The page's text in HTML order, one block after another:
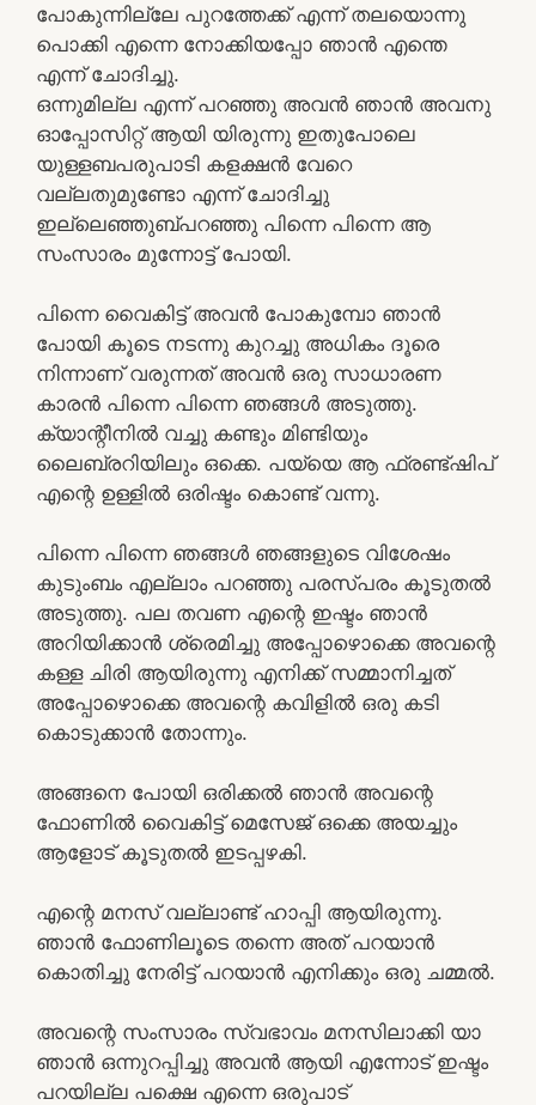
പോകുന്നില്ലേ പുറത്തേക്ക് എന്ന് തലയൊന്നു
പൊക്കി എന്നെ നോക്കിയപ്പോ ഞാൻ എന്തെ
എന്ന് ചോദിച്ചു.
ഒന്നുമില്ല എന്ന് പറഞ്ഞു അവൻ ഞാൻ അവനു
ഓപ്പോസിറ്റ് ആയി യിരുന്നു ഇതുപോലെ
യുള്ളബപരുപാടി കളക്ഷൻ വേറെ
വല്ലതുമുണ്ടോ എന്ന് ചോദിച്ചു
ഇല്ലെഞ്ഞുബ്പറഞ്ഞു പിന്നെ പിന്നെ ആ
സംസാരം മുന്നോട്ട് പോയി.
പിന്നെ വൈകിട്ട് അവൻ പോകുമ്പോ ഞാൻ
പോയി കൂടെ നടന്നു കുറച്ചു അധികം ദൂരെ
നിന്നാണ് വരുന്നത് അവൻ ഒരു സാധാരണ
കാരൻ പിന്നെ പിന്നെ ഞങ്ങൾ അടുത്തു.
ക്യാന്റീനിൽ വച്ചു കണ്ടും മിണ്ടിയും
ലൈബ്രറിയിലും ഒക്കെ. പയ്യെ ആ ഫ്രണ്ട്ഷിപ്
എന്റെ ഉള്ളിൽ ഒരിഷ്ടം കൊണ്ട് വന്നു.
പിന്നെ പിന്നെ ഞങ്ങൾ ഞങ്ങളുടെ വിശേഷം
കുടുംബം എല്ലാം പറഞ്ഞു പരസ്പരം കൂടുതൽ
അടുത്തു. പല തവണ എന്റെ ഇഷ്ടം ഞാൻ
അറിയിക്കാൻ ശ്രെമിച്ചു അപ്പോഴൊക്കെ അവന്റെ
കള്ള ചിരി ആയിരുന്നു എനിക്ക് സമ്മാനിച്ചത്
അപ്പോഴൊക്കെ അവന്റെ കവിളിൽ ഒരു കടി
കൊടുക്കാൻ തോന്നും.
അങ്ങനെ പോയി ഒരിക്കൽ ഞാൻ അവന്റെ
ഫോണിൽ വൈകിട്ട് മെസേജ് ഒക്കെ അയച്ചും
ആളോട് കൂടുതൽ ഇടപ്പഴകി.
എന്റെ മനസ് വല്ലാണ്ട് ഹാപ്പി ആയിരുന്നു.
ഞാൻ ഫോണിലൂടെ തന്നെ അത് പറയാൻ
കൊതിച്ചു നേരിട്ട് പറയാൻ എനിക്കും ഒരു ചമ്മൽ.
അവന്റെ സംസാരം സ്വഭാവം മനസിലാക്കി യാ
ഞാൻ ഒന്നുറപ്പിച്ചു അവൻ ആയി എന്നോട് ഇഷ്ടം
പറയില്ല പക്ഷെ എന്നെ ഒരുപാട്